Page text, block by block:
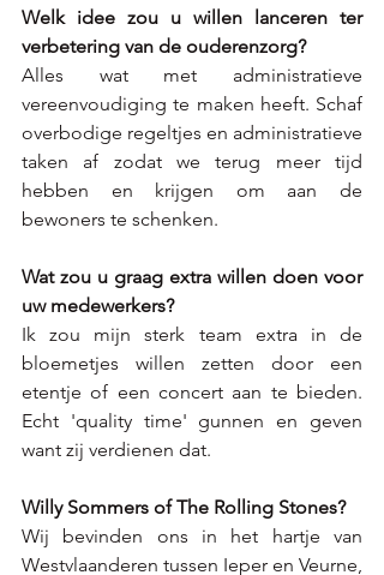
Welk idee zou u willen lanceren ter
verbetering van de ouderenzorg?
Alles wat met administratieve
vereenvoudiging te maken heeft. Schaf
overbodige regeltjes en administratieve
taken af zodat we terug meer tijd
hebben en krijgen om aan de
bewoners te schenken.
Wat zou u graag extra willen doen voor
uw medewerkers?
Ik zou mijn sterk team extra in de
bloemetjes willen zetten door een
etentje of een concert aan te bieden.
Echt 'quality time' gunnen en geven
want zij verdienen dat.
Willy Sommers of The Rolling Stones?
Wij bevinden ons in het hartje van
Westvlaanderen tussen Ieper en Veurne,